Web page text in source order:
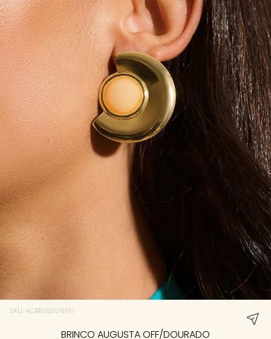
SKU: ACBR0121096U
BRINCO AUGUSTA OFF/DOURADO